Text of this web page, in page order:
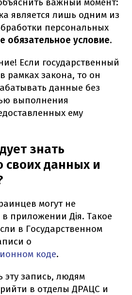
является лишь одним из
персональных
обязательное условие.
Если государственный
рамках закона, то он
данные без
выполнения
ему
знать
своих данных и
могут не
приложении Дія. Такое
в Государственном
о
коде.
эту запись, людям
в отделы ДРАЦС и